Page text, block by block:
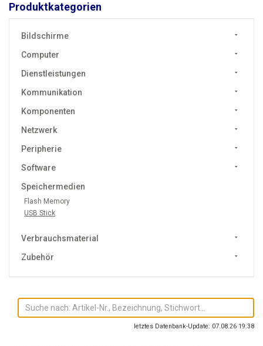
Produktkategorien
Bildschirme
Computer
Dienstleistungen
Kommunikation
Komponenten
Netzwerk
Peripherie
Software
Speichermedien
Flash Memory
USB Stick
Verbrauchsmaterial
Zubehör
letztes Datenbank-Update: 07.08.26 19:38